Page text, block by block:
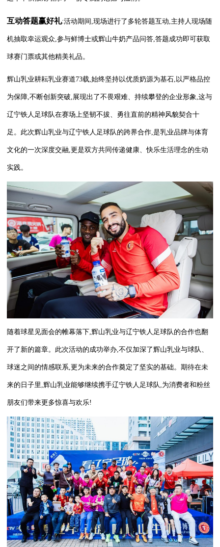
互动答题赢好礼:活动期间,现场进行了多轮答题互动,主持人现场随
机抽取幸运观众,参与鲜博士或辉山牛奶产品问答,答题成功即可获取
球赛门票或其他精美礼品。
辉山乳业耕耘乳业赛道73载,始终坚持以优质奶源为基石,以严格品控
为保障,不断创新突破,展现出了不畏艰难、持续攀登的企业形象,这与
辽宁铁人足球队在赛场上坚韧不拔、勇往直前的精神风貌契合十
足。此次辉山乳业与辽宁铁人足球队的跨界合作,是乳业品牌与体育
文化的一次深度交融,更是双方共同传递健康、快乐生活理念的生动
实践。
随着球星见面会的帷幕落下,辉山乳业与辽宁铁人足球队的合作也翻
开了新的篇章。此次活动的成功举办,不仅加深了辉山乳业与球队、
球迷之间的情感联系,更为未来的合作奠定了坚实的基础。期待在未
来的日子里,辉山乳业能够继续携手辽宁铁人足球队,为消费者和粉丝
朋友们带来更多惊喜与欢乐!